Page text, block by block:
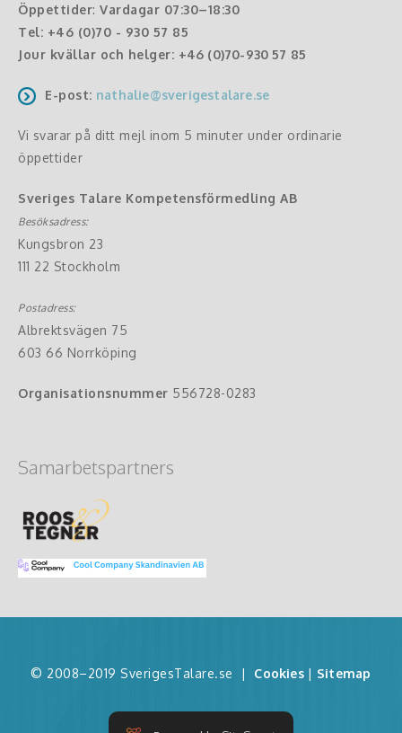
Öppettider: Vardagar 07:30–18:30
Tel: +46 (0)70 - 930 57 85
Jour kvällar och helger: +46 (0)70-930 57 85
E-post: nathalie@sverigestalare.se
Vi svarar på ditt mejl inom 5 minuter under ordinarie
öppettider
Sveriges Talare Kompetensförmedling AB
Besöksadress:
Kungsbron 23
111 22 Stockholm
Postadress:
Albrektsvägen 75
603 66 Norrköping
Organisationsnummer 556728-0283
Samarbetspartners
© 2008–2019 SverigesTalare.se | Cookies | Sitemap